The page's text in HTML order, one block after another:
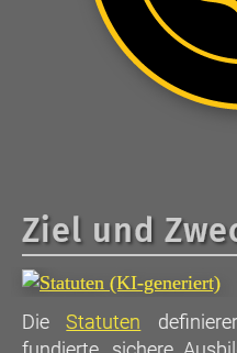
Ziel und
DieStatuten